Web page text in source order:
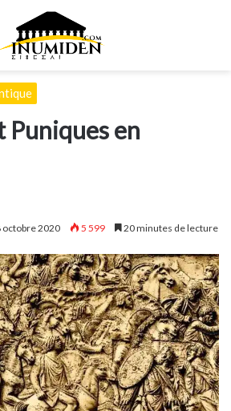
Puniques en
octobre 2020 5 599 20 minutes de lecture